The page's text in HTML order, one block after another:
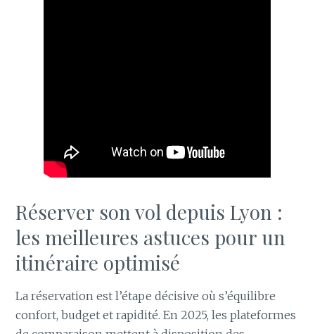
Réserver son vol depuis Lyon :
les meilleures astuces pour un
itinéraire optimisé
La réservation est l’étape décisive où s’équilibre
confort, budget et rapidité. En 2025, les plateformes